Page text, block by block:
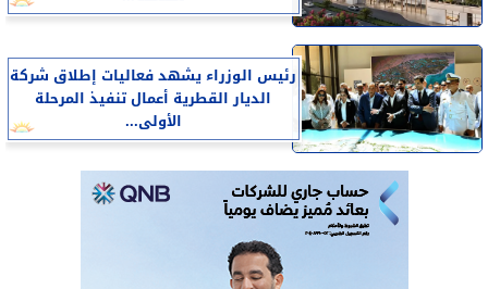
رئيس الوزراء يشهد فعاليات إطلاق شركة
الديار القطرية أعمال تنفيذ المرحلة
الأولى...